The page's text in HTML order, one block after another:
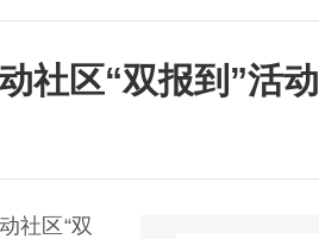
社区“双报到”活动
社区“双